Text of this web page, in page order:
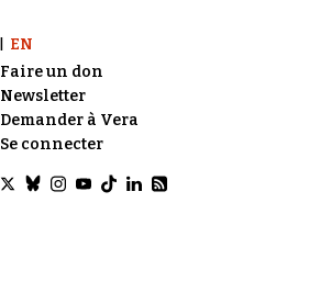
EN
Faire un don
Newsletter
Demander à Vera
Se connecter